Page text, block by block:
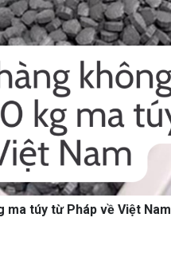
ma túy từ Pháp về Việt Nam